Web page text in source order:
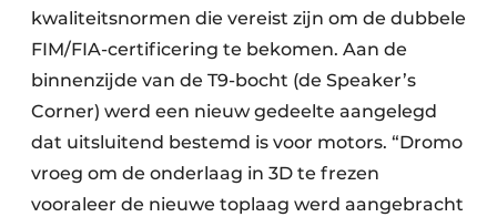
kwaliteitsnormen die vereist zijn om de dubbele
FIM/FIA-certificering te bekomen. Aan de
binnenzijde van de T9-bocht (de Speaker’s
Corner) werd een nieuw gedeelte aangelegd
dat uitsluitend bestemd is voor motors. “Dromo
vroeg om de onderlaag in 3D te frezen
vooraleer de nieuwe toplaag werd aangebracht